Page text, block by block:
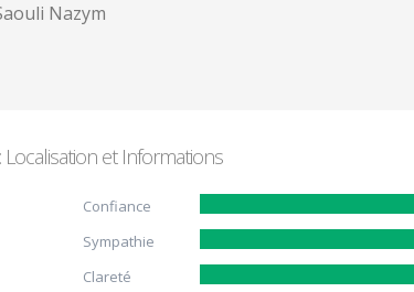
Nazym
et Informations
Confiance
Sympathie
Clareté